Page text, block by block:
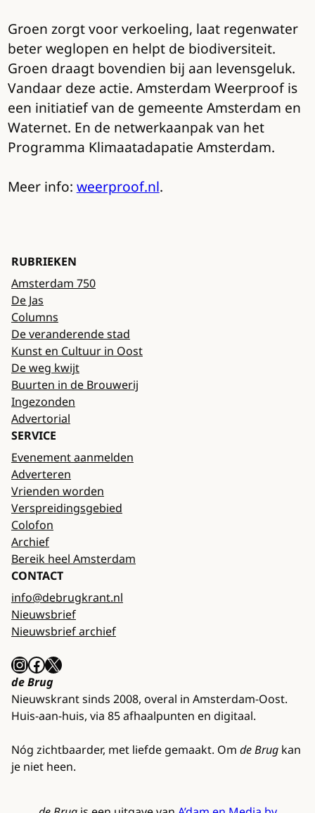
Groen zorgt voor verkoeling, laat regenwater
beter weglopen en helpt de biodiversiteit.
Groen draagt bovendien bij aan levensgeluk.
Vandaar deze actie. Amsterdam Weerproof is
een initiatief van de gemeente Amsterdam en
Waternet. En de netwerkaanpak van het
Programma Klimaatadapatie Amsterdam.
Meer info: weerproof.nl.
RUBRIEKEN
Amsterdam 750
De Jas
Columns
De veranderende stad
Kunst en Cultuur in Oost
De weg kwijt
Buurten in de Brouwerij
Ingezonden
Advertorial
SERVICE
Evenement aanmelden
Adverteren
Vrienden worden
Verspreidingsgebied
Colofon
Archief
Bereik heel Amsterdam
CONTACT
info@debrugkrant.nl
Nieuwsbrief
Nieuwsbrief archief
InstagramFacebook X
de Brug
Nieuwskrant sinds 2008, overal in Amsterdam-Oost.
Huis-aan-huis, via 85 afhaalpunten en digitaal.
Nóg zichtbaarder, met liefde gemaakt. Om de Brug kan
je niet heen.